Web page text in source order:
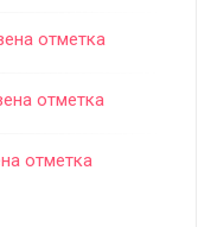
отметка
отметка
отметка